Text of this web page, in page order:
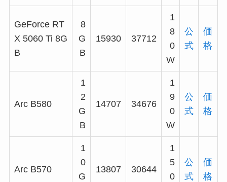
GeForce RT
X 5060 Ti 8G
B
8
G
B
15930 37712
1
8
0
W
公
式
価
格
Arc B580
1
2
G
B
14707 34676
1
9
0
W
公
式
価
格
Arc B570
1
0
G
13807 30644
1
5
0
公
式
価
格